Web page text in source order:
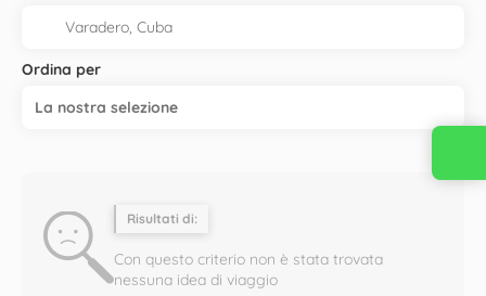
Ordina per
La nostra selezione
Risultati di:
Con questo criterio non è stata trovata
nessuna idea di viaggio